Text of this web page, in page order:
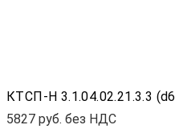
КТСП-Н 3.1.04.02.21.3.3
5827 руб. без НДС